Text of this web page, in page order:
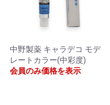
中野製薬 キャラデコ モデ
レートカラー(中彩度)
会員のみ価格を表示